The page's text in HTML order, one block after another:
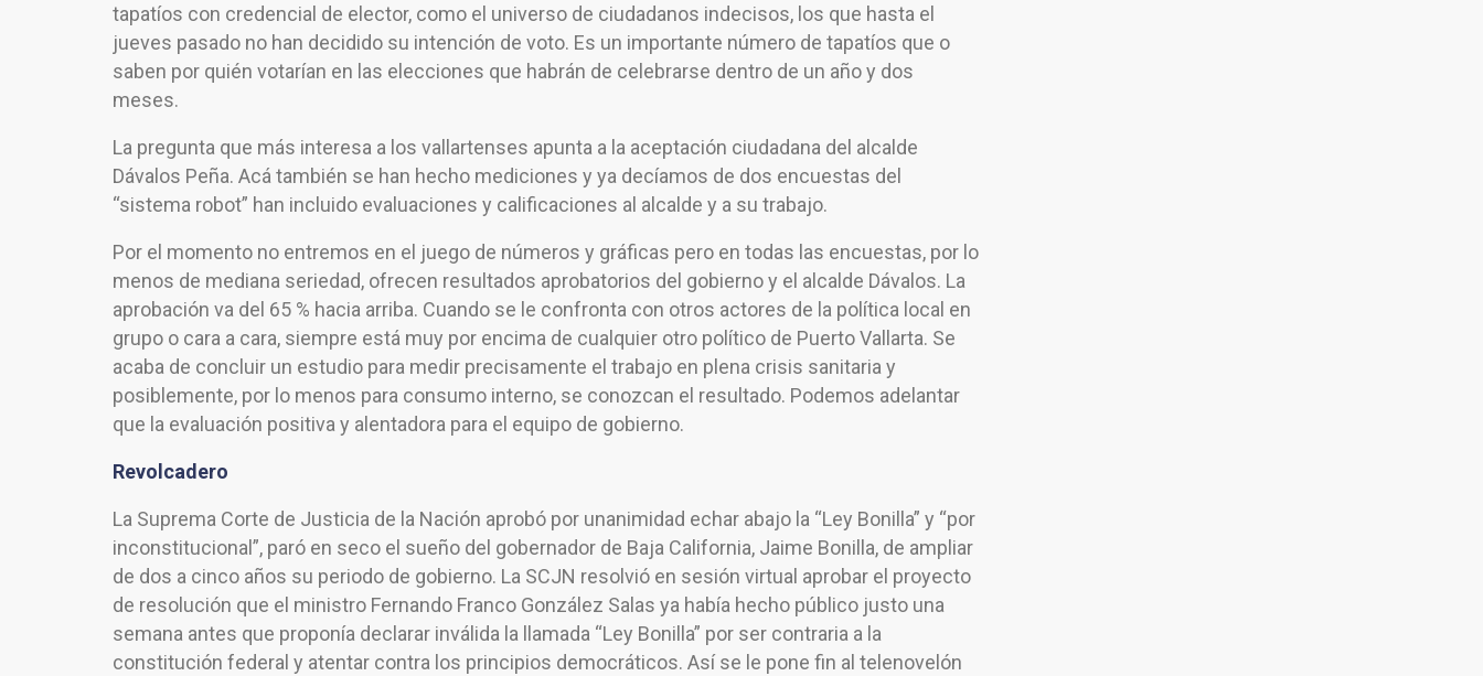
tapatíos con credencial de elector, como el universo de ciudadanos indecisos, los que hasta el
jueves pasado no han decidido su intención de voto. Es un importante número de tapatíos que o
saben por quién votarían en las elecciones que habrán de celebrarse dentro de un año y dos
meses.
La pregunta que más interesa a los vallartenses apunta a la aceptación ciudadana del alcalde
Dávalos Peña. Acá también se han hecho mediciones y ya decíamos de dos encuestas del
“sistema robot” han incluido evaluaciones y calificaciones al alcalde y a su trabajo.
Por el momento no entremos en el juego de números y gráficas pero en todas las encuestas, por lo
menos de mediana seriedad, ofrecen resultados aprobatorios del gobierno y el alcalde Dávalos. La
aprobación va del 65 % hacia arriba. Cuando se le confronta con otros actores de la política local en
grupo o cara a cara, siempre está muy por encima de cualquier otro político de Puerto Vallarta. Se
acaba de concluir un estudio para medir precisamente el trabajo en plena crisis sanitaria y
posiblemente, por lo menos para consumo interno, se conozcan el resultado. Podemos adelantar
que la evaluación positiva y alentadora para el equipo de gobierno.
Revolcadero
La Suprema Corte de Justicia de la Nación aprobó por unanimidad echar abajo la “Ley Bonilla” y “por
inconstitucional”, paró en seco el sueño del gobernador de Baja California, Jaime Bonilla, de ampliar
de dos a cinco años su periodo de gobierno. La SCJN resolvió en sesión virtual aprobar el proyecto
de resolución que el ministro Fernando Franco González Salas ya había hecho público justo una
semana antes que proponía declarar inválida la llamada “Ley Bonilla” por ser contraria a la
constitución federal y atentar contra los principios democráticos. Así se le pone fin al telenovelón